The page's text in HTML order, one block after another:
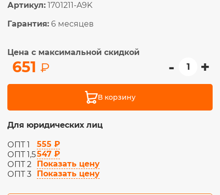
Артикул: 1701211-A9K
Гарантия: 6 месяцев
Цена с максимальной скидкой
651 ₽ - +
В корзину
Для юридических лиц
ОПТ 1
555 ₽
ОПТ 1,5547 ₽
ОПТ 2
Показать цену
ОПТ 3
Показать цену